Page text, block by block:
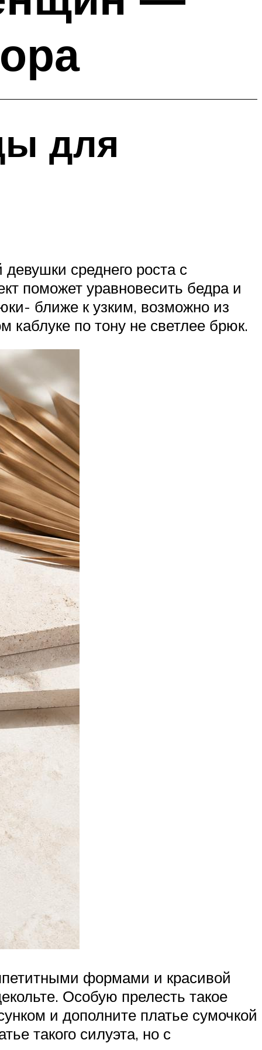
для
среднего роста с
поможет уравновесить бедра и
ближе к узким, возможно из
каблуке по тону не светлее брюк.
формами и красивой
Особую прелесть такое
и дополните платье сумочкой
такого силуэта, но с